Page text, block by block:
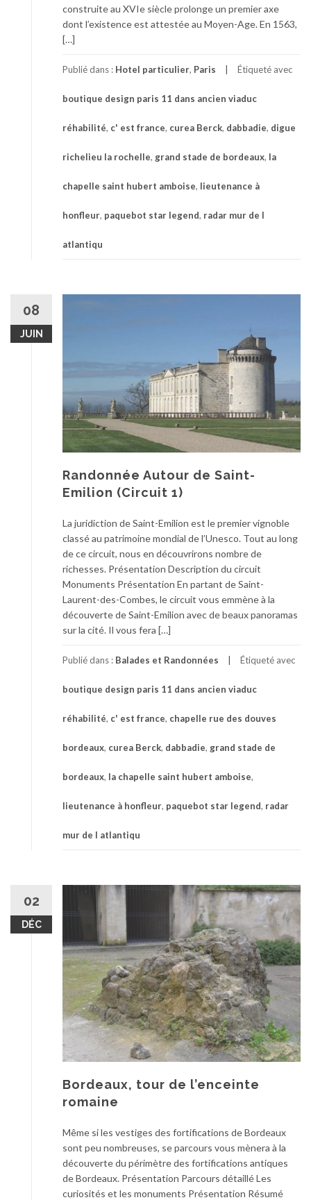
construite au XVIe siècle prolonge un premier axe
dont l’existence est attestée au Moyen-Age. En 1563,
[…]
Publié dans : Hotel particulier, Paris Étiqueté avec
boutique design paris 11 dans ancien viaduc
réhabilité, c' est france, curea Berck, dabbadie, digue
richelieu la rochelle, grand stade de bordeaux, la
chapelle saint hubert amboise, lieutenance à
honfleur, paquebot star legend, radar mur de l
atlantiqu
08
JUIN
Randonnée Autour de Saint-
Emilion (Circuit 1)
La juridiction de Saint-Emilion est le premier vignoble
classé au patrimoine mondial de l’Unesco. Tout au long
de ce circuit, nous en découvrirons nombre de
richesses. Présentation Description du circuit
Monuments Présentation En partant de Saint-
Laurent-des-Combes, le circuit vous emmène à la
découverte de Saint-Emilion avec de beaux panoramas
sur la cité. Il vous fera […]
Publié dans : Balades et Randonnées Étiqueté avec
boutique design paris 11 dans ancien viaduc
réhabilité, c' est france, chapelle rue des douves
bordeaux, curea Berck, dabbadie, grand stade de
bordeaux, la chapelle saint hubert amboise,
lieutenance à honfleur, paquebot star legend, radar
mur de l atlantiqu
02
DÉC
Bordeaux, tour de l’enceinte
romaine
Même si les vestiges des fortifications de Bordeaux
sont peu nombreuses, se parcours vous mènera à la
découverte du périmètre des fortifications antiques
de Bordeaux. Présentation Parcours détaillé Les
curiosités et les monuments Présentation Résumé